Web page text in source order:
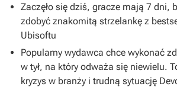
Zaczęło się dziś, gracze mają 7 dni,
zdobyć znakomitą strzelankę z
Ubisoftu
Popularny wydawca chce wykonać
w tył, na który odważa się niewielu.
kryzys w branży i trudną sytuację